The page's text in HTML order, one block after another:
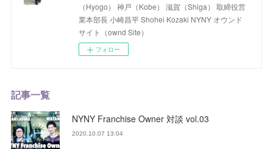
（Hyogo） 神戸（Kobe） 滋賀（Shiga） 取締役営
業本部長 小崎昌平 Shohei Kozaki NYNY オウンド
サイト（ownd Site）
フォロー
記事一覧
NYNY Franchise Owner 対談 vol.03
2020.10.07 13:04